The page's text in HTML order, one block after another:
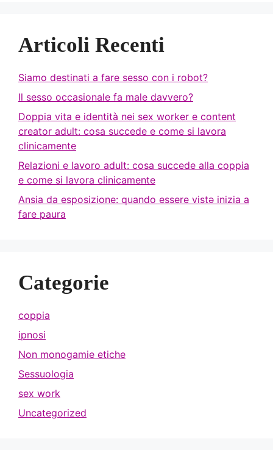
Articoli Recenti
Siamo destinati a fare sesso con i robot?
Il sesso occasionale fa male davvero?
Doppia vita e identità nei sex worker e content
creator adult: cosa succede e come si lavora
clinicamente
Relazioni e lavoro adult: cosa succede alla coppia
e come si lavora clinicamente
Ansia da esposizione: quando essere vistə inizia a
fare paura
Categorie
coppia
ipnosi
Non monogamie etiche
Sessuologia
sex work
Uncategorized